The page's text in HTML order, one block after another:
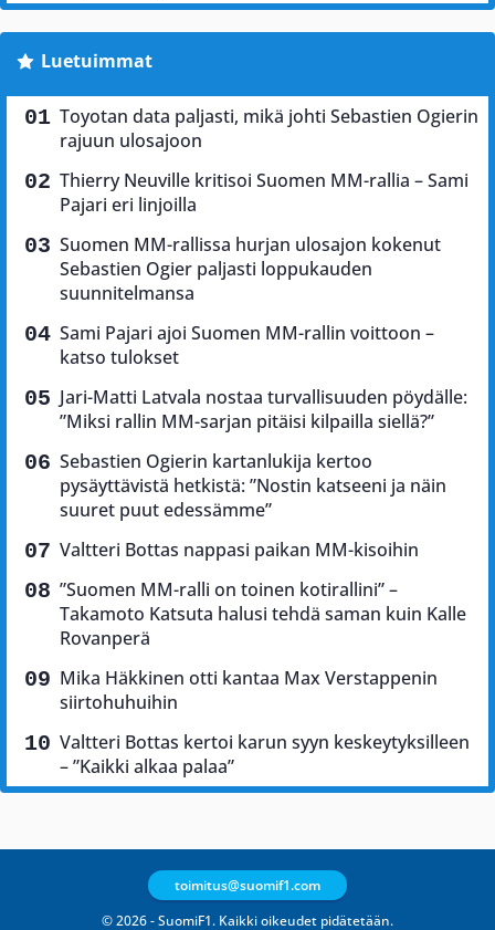
Luetuimmat
Toyotan data paljasti, mikä johti Sebastien Ogierin
rajuun ulosajoon
Thierry Neuville kritisoi Suomen MM-rallia – Sami
Pajari eri linjoilla
Suomen MM-rallissa hurjan ulosajon kokenut
Sebastien Ogier paljasti loppukauden
suunnitelmansa
Sami Pajari ajoi Suomen MM-rallin voittoon –
katso tulokset
Jari-Matti Latvala nostaa turvallisuuden pöydälle:
”Miksi rallin MM-sarjan pitäisi kilpailla siellä?”
Sebastien Ogierin kartanlukija kertoo
pysäyttävistä hetkistä: ”Nostin katseeni ja näin
suuret puut edessämme”
Valtteri Bottas nappasi paikan MM-kisoihin
”Suomen MM-ralli on toinen kotirallini” –
Takamoto Katsuta halusi tehdä saman kuin Kalle
Rovanperä
Mika Häkkinen otti kantaa Max Verstappenin
siirtohuhuihin
Valtteri Bottas kertoi karun syyn keskeytyksilleen
– ”Kaikki alkaa palaa”
© 2026 - SuomiF1. Kaikki oikeudet pidätetään.
toimitus@suomif1.com